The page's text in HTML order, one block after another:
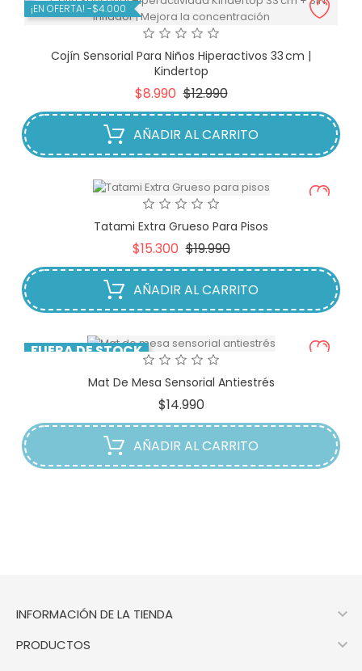
¡EN OFERTA! -$4.000
Cojín Sensorial Para Niños Hiperactivos 33 Cm |
Kindertop
$8.990 Precio
base
$12.990Precio
AÑADIR AL CARRITO
Tatami Extra Grueso Para Pisos
$15.300 Precio
base
$19.990Precio
AÑADIR AL CARRITO
FUERA DE STOCK
Mat De Mesa Sensorial Antiestrés
$14.990Precio
AÑADIR AL CARRITO
INFORMACIÓN DE LA TIENDA 
PRODUCTOS 